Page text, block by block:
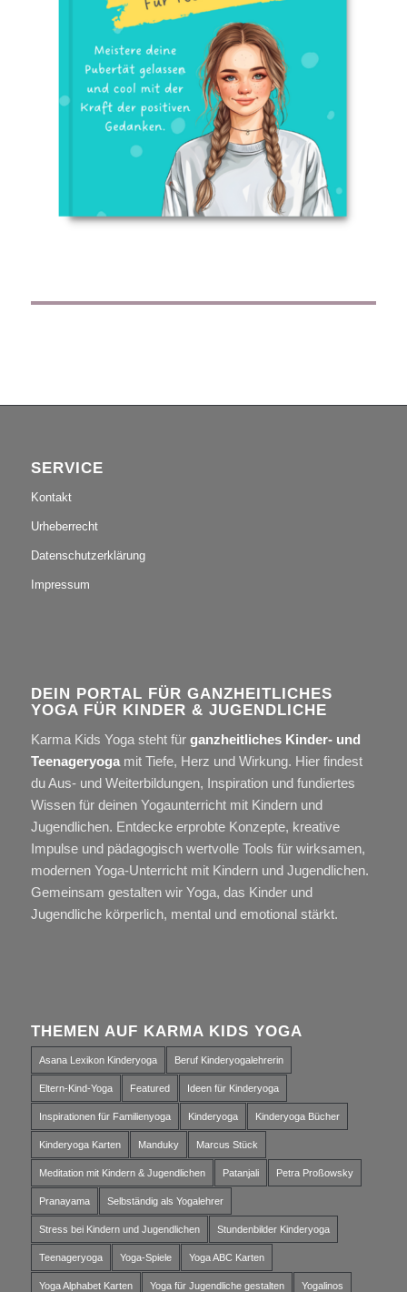
SERVICE
Kontakt
Urheberrecht
Datenschutzerklärung
Impressum
DEIN PORTAL FÜR GANZHEITLICHES
YOGA FÜR KINDER & JUGENDLICHE
Karma Kids Yoga steht für ganzheitliches Kinder- und
Teenageryogamit Tiefe, Herz und Wirkung. Hier findest
du Aus- und Weiterbildungen, Inspiration und fundiertes
Wissen für deinen Yogaunterricht mit Kindern und
Jugendlichen. Entdecke erprobte Konzepte, kreative
Impulse und pädagogisch wertvolle Tools für wirksamen,
modernen Yoga-Unterricht mit Kindern und Jugendlichen.
Gemeinsam gestalten wir Yoga, das Kinder und
Jugendliche körperlich, mental und emotional stärkt.
THEMEN AUF KARMA KIDS YOGA
Asana Lexikon Kinderyoga Beruf Kinderyogalehrerin
Eltern-Kind-Yoga Featured Ideen für Kinderyoga
Inspirationen für Familienyoga Kinderyoga Kinderyoga Bücher
Kinderyoga Karten Manduky Marcus Stück
Meditation mit Kindern & Jugendlichen Patanjali Petra Proßowsky
Pranayama Selbständig als Yogalehrer
Stress bei Kindern und Jugendlichen Stundenbilder Kinderyoga
Teenageryoga Yoga-Spiele Yoga ABC Karten
Yoga Alphabet Karten Yoga für Jugendliche gestalten Yogalinos